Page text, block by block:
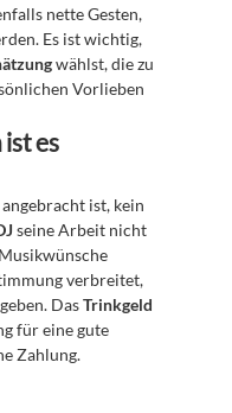
nette Gesten,
Es ist wichtig,
wählst, die zu
Vorlieben
es
seine Arbeit nicht
verbreitet,
Das Trinkgeld
Zahlung.